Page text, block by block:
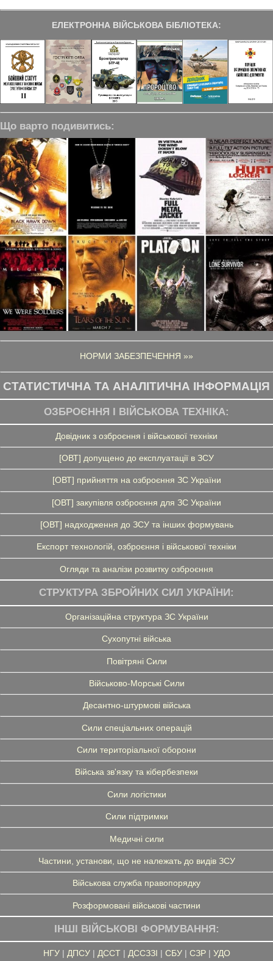
ЕЛЕКТРОННА ВІЙСЬКОВА БІБЛІОТЕКА:
Що варто подивитись:
НОРМИ ЗАБЕЗПЕЧЕННЯ »»
СТАТИСТИЧНА ТА АНАЛІТИЧНА ІНФОРМАЦІЯ
ОЗБРОЄННЯ І ВІЙСЬКОВА ТЕХНІКА:
Довідник з озброєння і військової техніки
[ОВТ] допущено до експлуатації в ЗСУ
[ОВТ] прийняття на озброєння ЗС України
[ОВТ] закупівля озброєння для ЗС України
[ОВТ] надходження до ЗСУ та інших формувань
Експорт технологій, озброєння і військової техніки
Огляди та аналізи розвитку озброєння
СТРУКТУРА ЗБРОЙНИХ СИЛ УКРАЇНИ:
Організаційна структура ЗС України
Сухопутні війська
Повітряні Сили
Військово-Морські Сили
Десантно-штурмові війська
Сили спеціальних операцій
Сили територіальної оборони
Війська зв'язку та кібербезпеки
Сили логістики
Сили підтримки
Медичні сили
Частини, установи, що не належать до видів ЗСУ
Військова служба правопорядку
Розформовані військові частини
ІНШІ ВІЙСЬКОВІ ФОРМУВАННЯ:
НГУ| ДПСУ| ДССТ| ДССЗЗІ | СБУ| СЗР| УДО